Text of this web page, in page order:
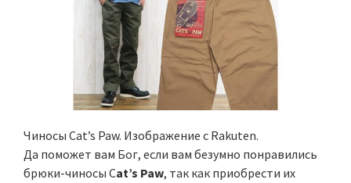
Чиносы Cat’s Paw. Изображение с Rakuten.
Да поможет вам Бог, если вам безумно понравились
брюки-чиносы Cat’s Paw, так как приобрести их